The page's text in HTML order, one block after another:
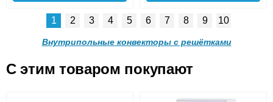
Конвектор ITT.080.200.900 с
решеткой GRILL.SGA-20-
900 brown
Конвектор ITT.080.200.800 с
решеткой GRILL.SGA-20-
800 brown
1 2 3 4 5 6 7 8 9 10
Внутрипольные конвекторы с решётками
C этим товаром покупают